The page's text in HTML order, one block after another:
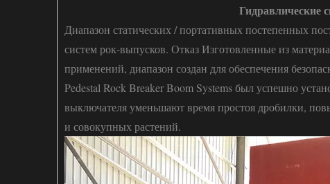
Гидравлические
Диапазон статических / портативных постепенных
систем рок-выпусков. Отказ Изготовленные из
применений, диапазон создан для обеспечения
Pedestal Rock Breaker Boom Systems был успешно
выключателя уменьшают время простоя дробилки,
и совокупных растений.